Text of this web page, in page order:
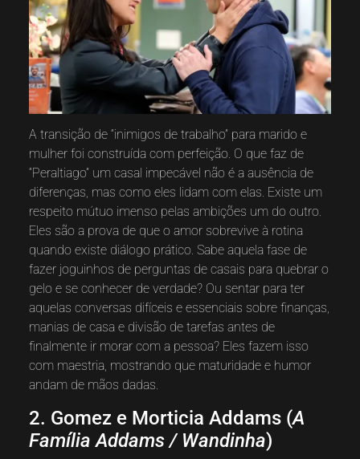
A transição de “inimigos de trabalho” para marido e
mulher foi construída com perfeição. O que faz de
“Peraltiago” um casal impecável não é a ausência de
diferenças, mas como eles lidam com elas. Existe um
respeito mútuo imenso pelas ambições um do outro.
Eles são a prova de que o amor sobrevive à rotina
quando existe diálogo prático. Sabe aquela fase de
fazer joguinhos de perguntas de casais para quebrar o
gelo e se conhecer de verdade? Ou sentar para ter
aquelas conversas difíceis e essenciais sobre finanças,
manias de casa e divisão de tarefas antes de
finalmente ir morar com a pessoa? Eles fazem isso
com maestria, mostrando que maturidade e humor
andam de mãos dadas.
2. Gomez e Morticia Addams (A
Família Addams / Wandinha)